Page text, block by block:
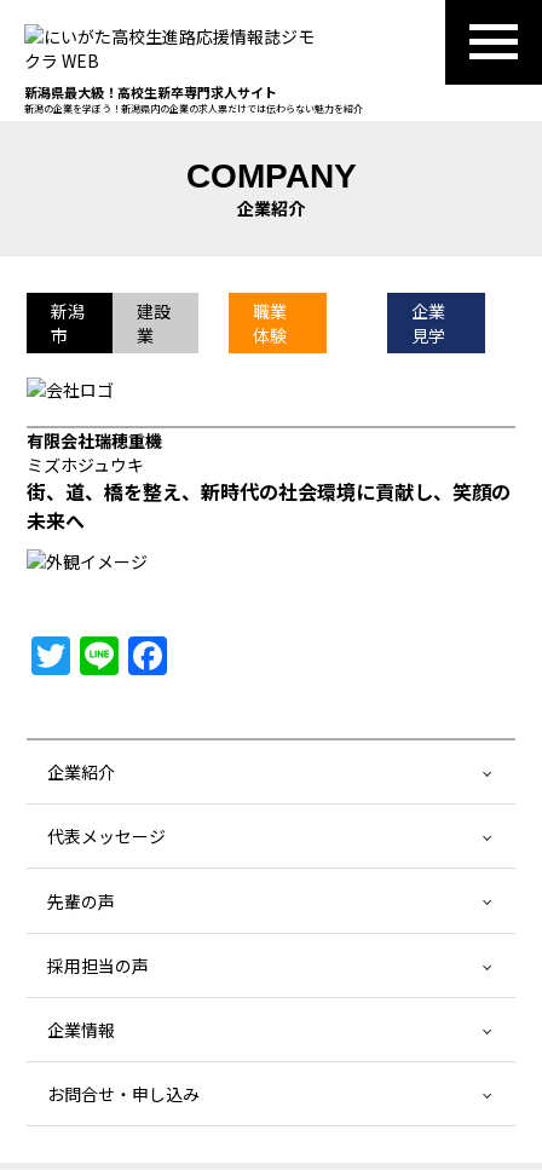
新潟県最大級！高校生新卒専門求人サイト
新潟の企業を学ぼう！新潟県内の企業の求人票だけでは伝わらない魅力を紹介
COMPANY
企業紹介
新潟
市
建設
業
職業
体験
企業
見学
有限会社瑞穂重機
ミズホジュウキ
街、道、橋を整え、新時代の社会環境に貢献し、笑顔の
未来へ
Twitter
Line
企業紹介
代表メッセージ
先輩の声
採用担当の声
企業情報
お問合せ・申し込み